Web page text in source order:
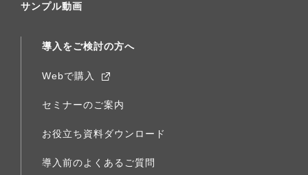
サンプル動画
導入をご検討の方へ
Webで購入
セミナーのご案内
お役立ち資料ダウンロード
導入前のよくあるご質問